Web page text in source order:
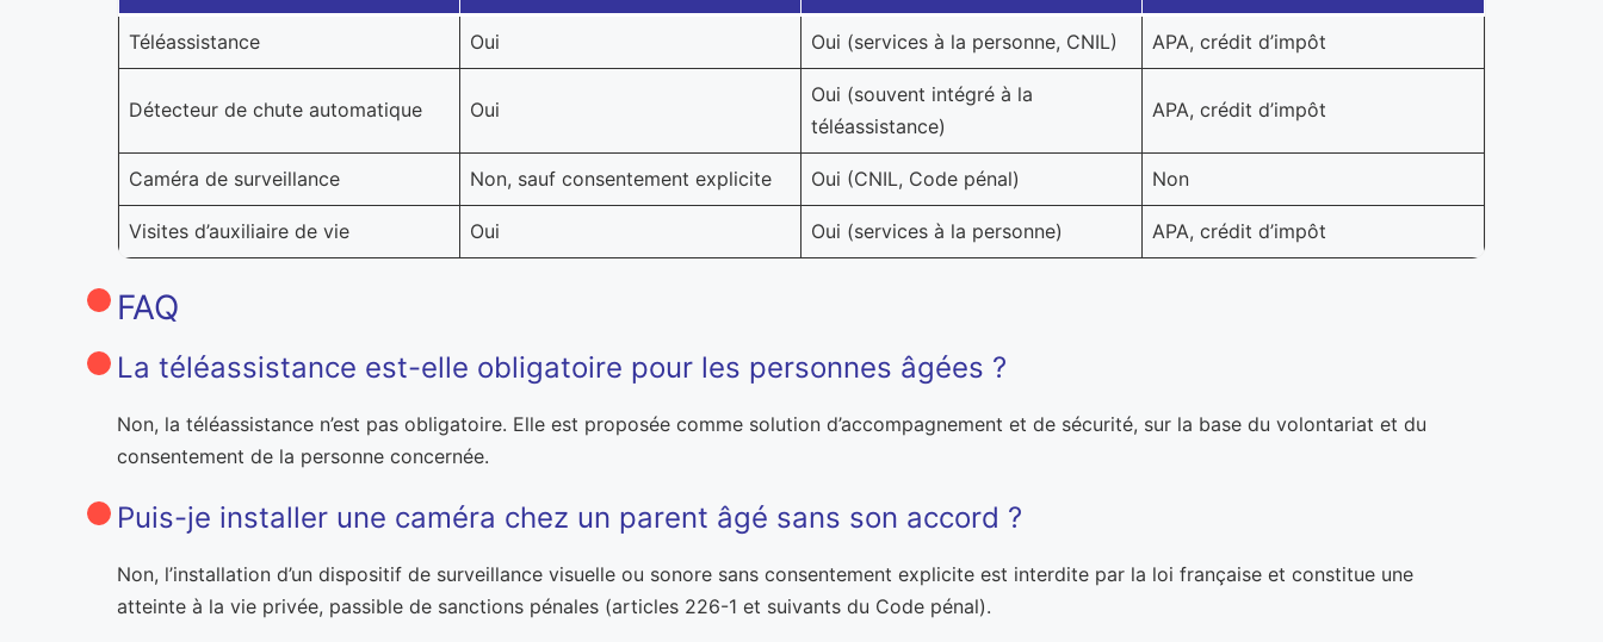
Téléassistance Oui Oui (services à la personne, CNIL) APA, crédit d’impôt
Détecteur de chute automatique Oui
Oui (souvent intégré à la
téléassistance)
APA, crédit d’impôt
Caméra de surveillance Non, sauf consentement explicite Oui (CNIL, Code pénal) Non
Visites d’auxiliaire de vie Oui Oui (services à la personne) APA, crédit d’impôt
FAQ
La téléassistance est-elle obligatoire pour les personnes âgées ?
Non, la téléassistance n’est pas obligatoire. Elle est proposée comme solution d’accompagnement et de sécurité, sur la base du volontariat et du
consentement de la personne concernée.
Puis-je installer une caméra chez un parent âgé sans son accord ?
Non, l’installation d’un dispositif de surveillance visuelle ou sonore sans consentement explicite est interdite par la loi française et constitue une
atteinte à la vie privée, passible de sanctions pénales (articles 226-1 et suivants du Code pénal).